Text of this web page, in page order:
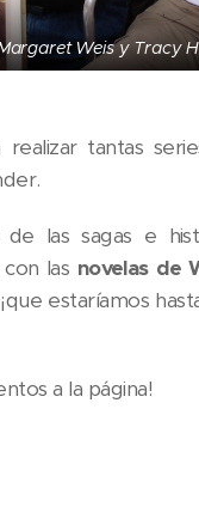
Weis y Tracy
tantas
de las sagas e
las novelas de
estaríamos
a la página!